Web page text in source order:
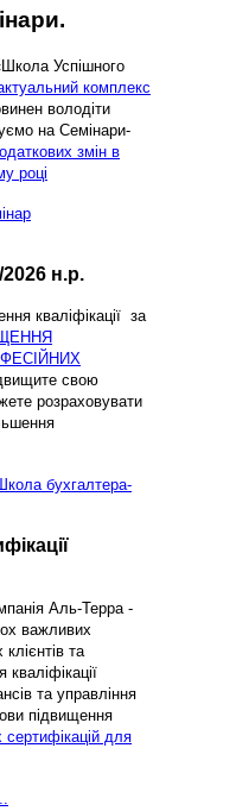
Успішного
комплекс
володіти
на Семінари-
змін в
році
2026 н.р.
кваліфікації за
свою
розраховувати
бухгалтера-
Аль-Терра -
важливих
та
та управління
підвищення
для